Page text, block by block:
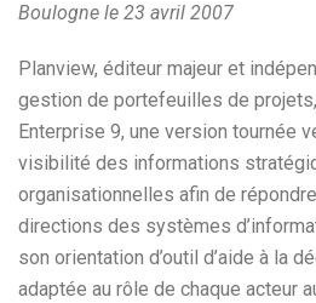
Boulogne le 23 avril 2007
Planview, éditeur majeur et
gestion de portefeuilles de
Enterprise 9, une version tournée
visibilité des informations
organisationnelles afin de
directions des systèmes
son orientation d’outil d’aide à la
adaptée au rôle de chaque acteur